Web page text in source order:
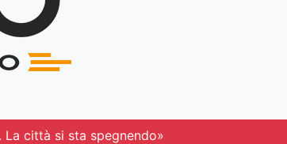
città si sta spegnendo»